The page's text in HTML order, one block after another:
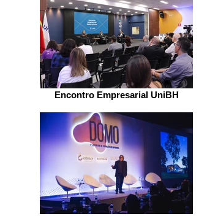
Encontro Empresarial UniBH